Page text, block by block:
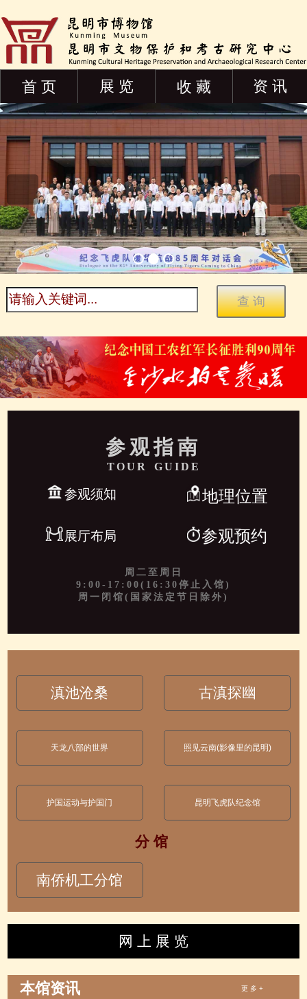
首 页 展 览 收 藏 资 讯
参观指南
TOUR GUIDE
参观须知 地理位置
展厅布局 参观预约
周二至周日
9:00-17:00(16:30停止入馆)
周一闭馆(国家法定节日除外)
滇池沧桑 古滇探幽
天龙八部的世界 照见云南(影像里的昆明)
护国运动与护国门 昆明飞虎队纪念馆
分 馆
南侨机工分馆
网 上 展 览
本馆资讯 更 多 +